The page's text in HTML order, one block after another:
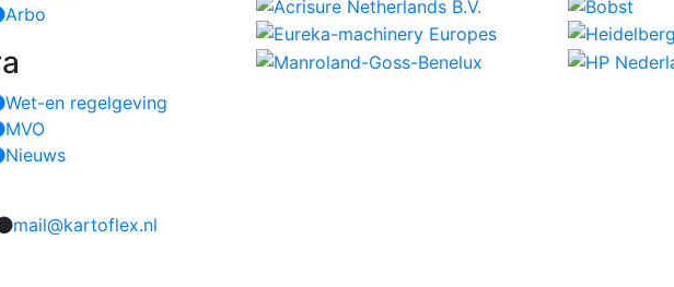
Arbo
Wet-en regelgeving
MVO
Nieuws
mail@kartoflex.nl